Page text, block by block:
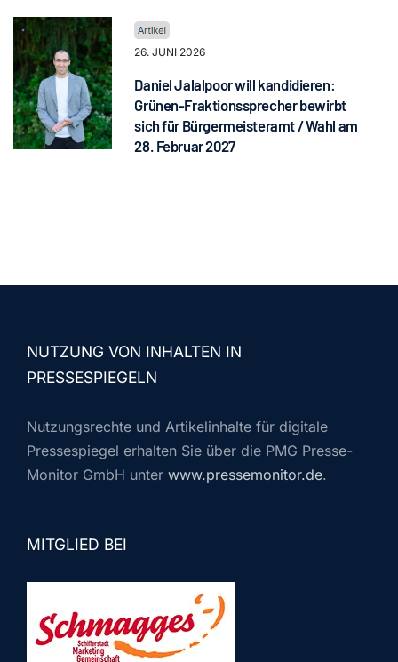
26. JUNI 2026
Daniel Jalalpoor will kandidieren:
Grünen-Fraktionssprecher bewirbt
sich für Bürgermeisteramt / Wahl am
28. Februar 2027
NUTZUNG VON INHALTEN IN
PRESSESPIEGELN
Nutzungsrechte und Artikelinhalte für digitale
Pressespiegel erhalten Sie über die PMG Presse-
Monitor GmbH unter www.pressemonitor.de.
MITGLIED BEI